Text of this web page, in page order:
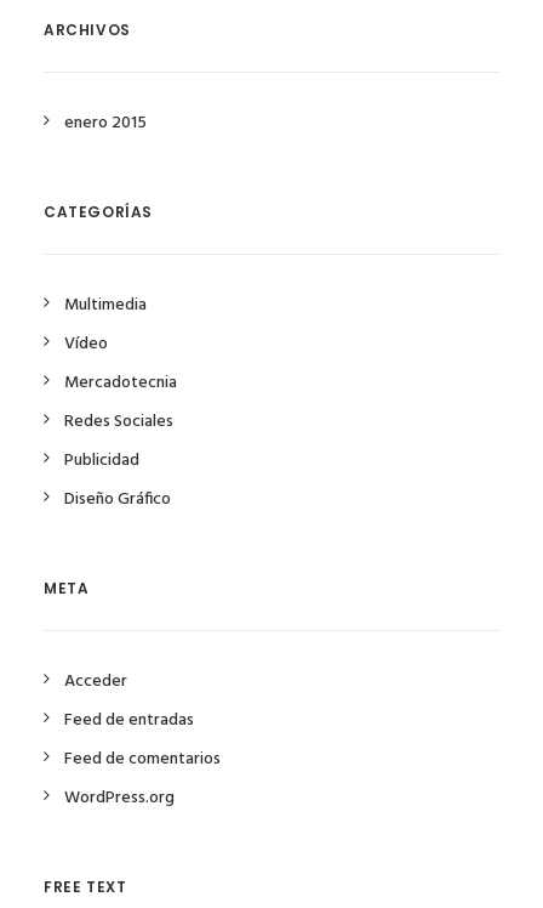
ARCHIVOS
enero 2015
CATEGORÍAS
Multimedia
Vídeo
Mercadotecnia
Redes Sociales
Publicidad
Diseño Gráfico
META
Acceder
Feed de entradas
Feed de comentarios
WordPress.org
FREE TEXT